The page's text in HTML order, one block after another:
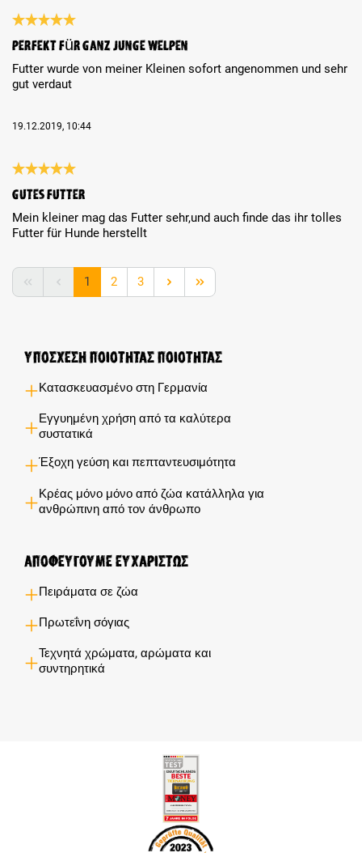
Perfekt für ganz junge Welpen
Futter wurde von meiner Kleinen sofort angenommen und sehr
gut verdaut
19.12.2019, 10:44
gutes futter
Mein kleiner mag das Futter sehr,und auch finde das ihr tolles
Futter für Hunde herstellt
Page
1 Page
2 Page
3
Υποσχέση ποιότητας ποιότητας
Κατασκευασμένο στη Γερμανία
Εγγυημένη χρήση από τα καλύτερα
συστατικά
Έξοχη γεύση και πεπταντευσιμότητα
Κρέας μόνο μόνο από ζώα κατάλληλα για
ανθρώπινη από τον άνθρωπο
Αποφεύγουμε ευχαρίστως
Πειράματα σε ζώα
Πρωτεΐνη σόγιας
Τεχνητά χρώματα, αρώματα και
συντηρητικά